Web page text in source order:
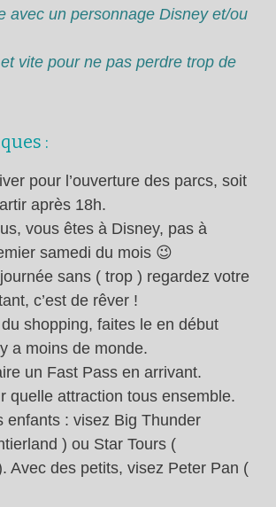
avec un personnage Disney et/ou
vite pour ne pas perdre trop de
:
pour l’ouverture des parcs, soit
après 18h.
vous êtes à Disney, pas à
samedi du mois 😉
sans ( trop ) regardez votre
c’est de rêver !
shopping, faites le en début
a moins de monde.
un Fast Pass en arrivant.
quelle attraction tous ensemble.
enfants : visez Big Thunder
) ou Star Tours (
Avec des petits, visez Peter Pan (